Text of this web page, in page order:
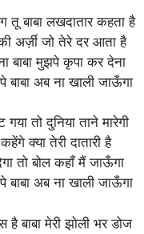
बाबा लखदातार कहता है
अर्ज़ी जो तेरे दर आता है
बाबा मुझपे कृपा कर देना
बाबा अब ना खाली जाऊँगा
तो दुनिया ताने मारेगी
क्या तेरी दातारी है
तो बोल कहाँ मैं जाऊँगा
बाबा अब ना खाली जाऊँगा
है बाबा मेरी झोली भर डोज